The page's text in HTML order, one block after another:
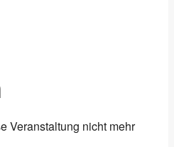
Veranstaltung nicht mehr